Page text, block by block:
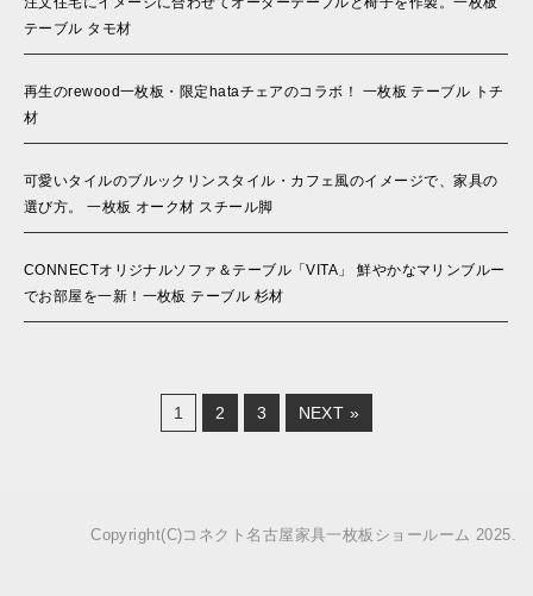
テーブル タモ材
再生のrewood一枚板・限定hataチェアのコラボ！ 一枚板 テーブル トチ
材
可愛いタイルのブルックリンスタイル・カフェ風のイメージで、家具の
選び方。 一枚板 オーク材 スチール脚
CONNECTオリジナルソファ＆テーブル「VITA」 鮮やかなマリンブルー
でお部屋を一新！一枚板 テーブル 杉材
1 2 3 NEXT »
Copyright(C)コネクト名古屋家具一枚板ショールーム 2025.